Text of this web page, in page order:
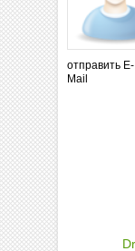
отправить E-
Mail